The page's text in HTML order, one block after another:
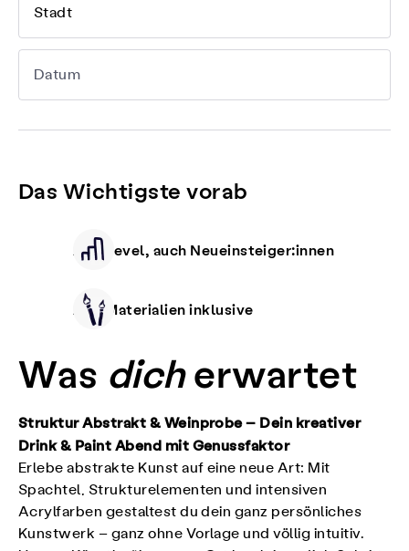
Stadt
Datum
Das Wichtigste vorab
Alle Level, auch Neueinsteiger:innen
Alle Materialien inklusive
Was dicherwartet
Struktur Abstrakt & Weinprobe – Dein kreativer
Drink & Paint Abend mit Genussfaktor
Erlebe abstrakte Kunst auf eine neue Art: Mit
Spachtel, Strukturelementen und intensiven
Acrylfarben gestaltest du dein ganz persönliches
Kunstwerk – ganz ohne Vorlage und völlig intuitiv.